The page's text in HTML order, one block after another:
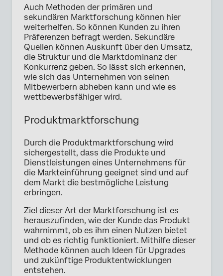
Auch Methoden der primären und
sekundären Marktforschung können hier
weiterhelfen. So können Kunden zu ihren
Präferenzen befragt werden. Sekundäre
Quellen können Auskunft über den Umsatz,
die Struktur und die Marktdominanz der
Konkurrenz geben. So lässt sich erkennen,
wie sich das Unternehmen von seinen
Mitbewerbern abheben kann und wie es
wettbewerbsfähiger wird.
Produktmarktforschung
Durch die Produktmarktforschung wird
sichergestellt, dass die Produkte und
Dienstleistungen eines Unternehmens für
die Markteinführung geeignet sind und auf
dem Markt die bestmögliche Leistung
erbringen.
Ziel dieser Art der Marktforschung ist es
herauszufinden, wie der Kunde das Produkt
wahrnimmt, ob es ihm einen Nutzen bietet
und ob es richtig funktioniert. Mithilfe dieser
Methode können auch Ideen für Upgrades
und zukünftige Produktentwicklungen
entstehen.